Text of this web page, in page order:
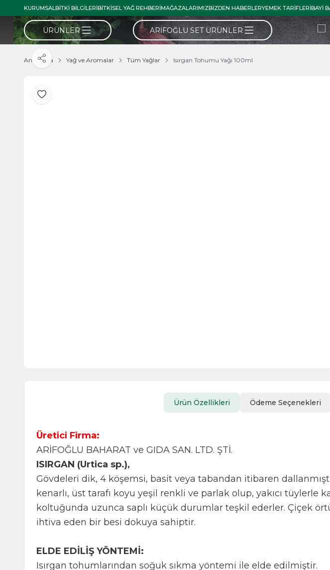
KURUMSALBITKI BILGILERIBITKISEL YAĞ REHBERIMAĞAZALARIMIZBIZDEN HABERLERYEMEK TARIFLERIBAYI
ÜRÜNLER ARIFOĞLU SET ÜRÜNLER
Ana Sayfa Yağ ve Aromalar Tüm Yağlar Isırgan Tohumu Yağı 100ml
Favoriye Ekle
Paylaş
Ürün Özellikleri Ödeme Seçenekleri
Üretici Firma:
ARİFOĞLU BAHARAT ve GIDA SAN. LTD. ŞTİ.
ISIRGAN (Urtica sp.),
Gövdeleri dik, 4 köşemsi, basit veya tabandan itibaren
kenarlı, üst tarafı koyu yeşil renkli ve parlak olup, yakıcı tüylerle
koltuğunda uzunca saplı küçük durumlar teşkil ederler. Çiçek
ihtiva eden bir besi dokuya sahiptir.
ELDE EDİLİŞ YÖNTEMİ:
Isırgan tohumlarından soğuk sıkma yöntemi ile elde edilmiştir.